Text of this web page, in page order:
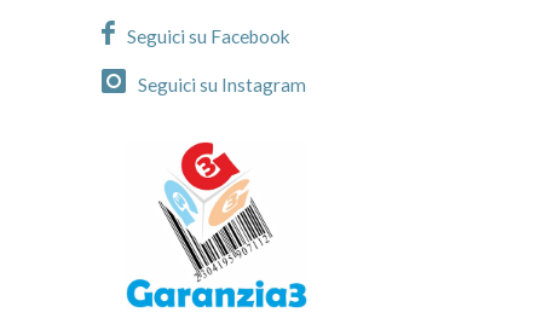
Seguici su Facebook
Seguici su Instagram